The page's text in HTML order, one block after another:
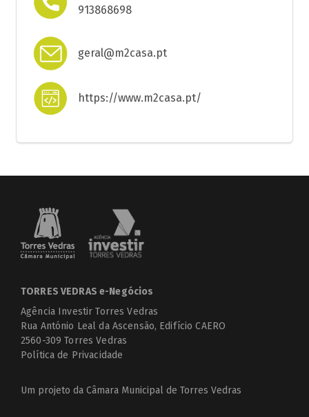
913868698
geral@m2casa.pt
https://www.m2casa.pt/
TORRES VEDRAS e-Negócios
Agência Investir Torres Vedras
Rua António Leal da Ascensão, Edifício CAERO
2560-309 Torres Vedras
Política de Privacidade
Um projeto da Câmara Municipal de Torres Vedras